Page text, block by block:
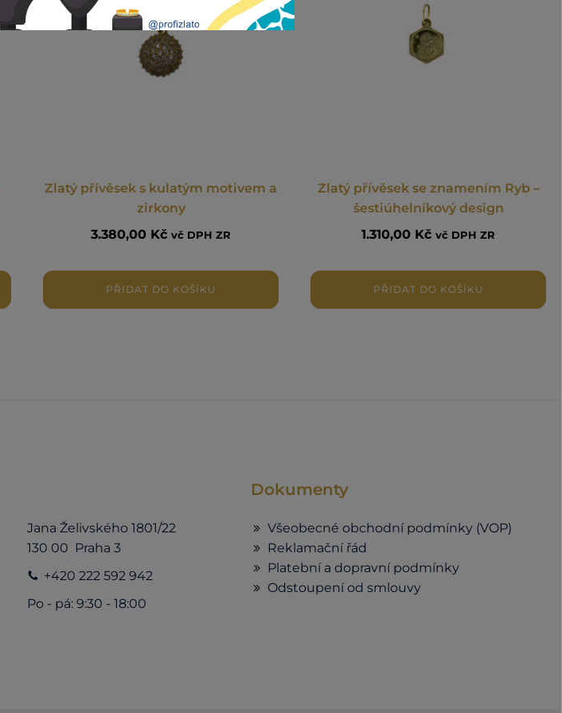
Zlatý přívěsek s kulatým motivem a
zirkony
3.380,00 Kč vč DPH ZR
PŘIDAT DO KOŠÍKU
Zlatý přívěsek se znamením Ryb –
šestiúhelníkový design
1.310,00 Kč vč DPH ZR
PŘIDAT DO KOŠÍKU
Jana Želivského 1801/22
130 00 Praha 3
+420 222 592 942
Po - pá: 9:30 - 18:00
Dokumenty
Všeobecné obchodní podmínky (VOP)
Reklamační řád
Platební a dopravní podmínky
Odstoupení od smlouvy